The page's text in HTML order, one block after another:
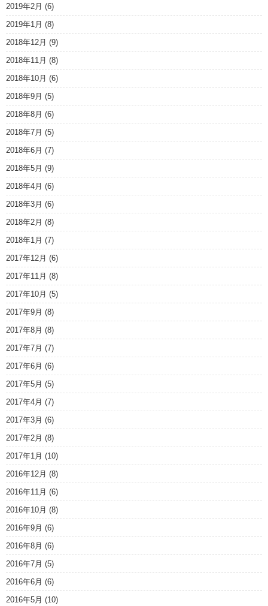
2019年2月 (6)
2019年1月 (8)
2018年12月 (9)
2018年11月 (8)
2018年10月 (6)
2018年9月 (5)
2018年8月 (6)
2018年7月 (5)
2018年6月 (7)
2018年5月 (9)
2018年4月 (6)
2018年3月 (6)
2018年2月 (8)
2018年1月 (7)
2017年12月 (6)
2017年11月 (8)
2017年10月 (5)
2017年9月 (8)
2017年8月 (8)
2017年7月 (7)
2017年6月 (6)
2017年5月 (5)
2017年4月 (7)
2017年3月 (6)
2017年2月 (8)
2017年1月 (10)
2016年12月 (8)
2016年11月 (6)
2016年10月 (8)
2016年9月 (6)
2016年8月 (6)
2016年7月 (5)
2016年6月 (6)
2016年5月 (10)